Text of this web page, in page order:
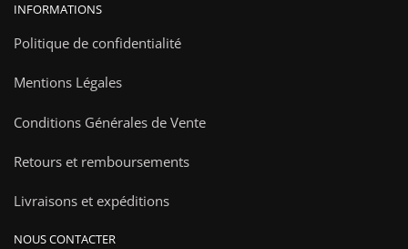
INFORMATIONS
Politique de confidentialité
Mentions Légales
Conditions Générales de Vente
Retours et remboursements
Livraisons et expéditions
NOUS CONTACTER